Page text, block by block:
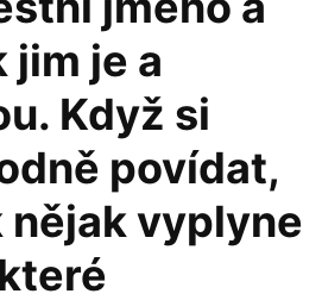
jim je a
Když si
povídat,
vyplyne